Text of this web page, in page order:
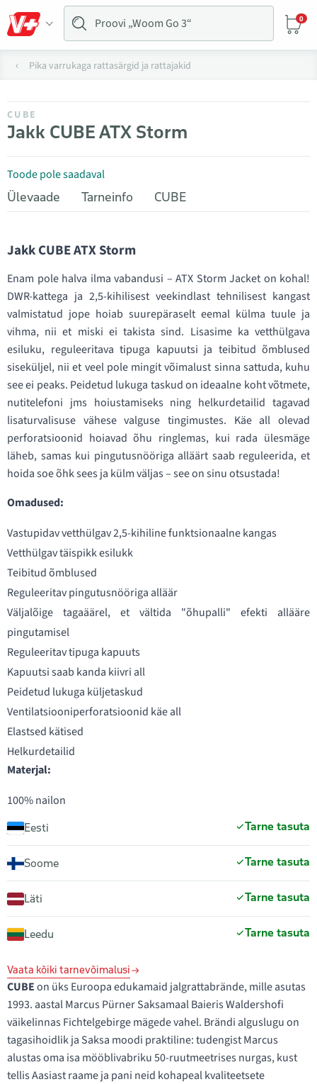
0
Pika varrukaga rattasärgid ja rattajakid
CUBE
Jakk CUBE ATX Storm
Toode pole saadaval
Ülevaade
Tarneinfo CUBE
Jakk CUBE ATX Storm
Enam pole halva ilma vabandusi – ATX Storm Jacket on kohal!
DWR-kattega ja 2,5-kihilisest veekindlast tehnilisest kangast
valmistatud jope hoiab suurepäraselt eemal külma tuule ja
vihma, nii et miski ei takista sind. Lisasime ka vetthülgava
esiluku, reguleeritava tipuga kapuutsi ja teibitud õmblused
siseküljel, nii et veel pole mingit võimalust sinna sattuda, kuhu
see ei peaks. Peidetud lukuga taskud on ideaalne koht võtmete,
nutitelefoni jms hoiustamiseks ning helkurdetailid tagavad
lisaturvalisuse vähese valguse tingimustes. Käe all olevad
perforatsioonid hoiavad õhu ringlemas, kui rada ülesmäge
läheb, samas kui pingutusnööriga alläärt saab reguleerida, et
hoida soe õhk sees ja külm väljas – see on sinu otsustada!
Omadused:
Vastupidav vetthülgav 2,5-kihiline funktsionaalne kangas
Vetthülgav täispikk esilukk
Teibitud õmblused
Reguleeritav pingutusnööriga alläär
Väljalõige tagaäärel, et vältida "õhupalli" efekti allääre
pingutamisel
Reguleeritav tipuga kapuuts
Kapuutsi saab kanda kiivri all
Peidetud lukuga küljetaskud
Ventilatsiooniperforatsioonid käe all
Elastsed kätised
Helkurdetailid
Materjal:
100% nailon
Eesti Tarne tasuta
Soome Tarne tasuta
Läti Tarne tasuta
Leedu Tarne tasuta
Vaata kõiki tarnevõimalusi
CUBEon üks Euroopa edukamaid jalgrattabrände, mille asutas
1993. aastal Marcus Pürner Saksamaal Baieris Waldershofi
väikelinnas Fichtelgebirge mägede vahel. Brändi alguslugu on
tagasihoidlik ja Saksa moodi praktiline: tudengist Marcus
alustas oma isa mööblivabriku 50-ruutmeetrises nurgas, kust
tellis Aasiast raame ja pani neid kohapeal kvaliteetsete